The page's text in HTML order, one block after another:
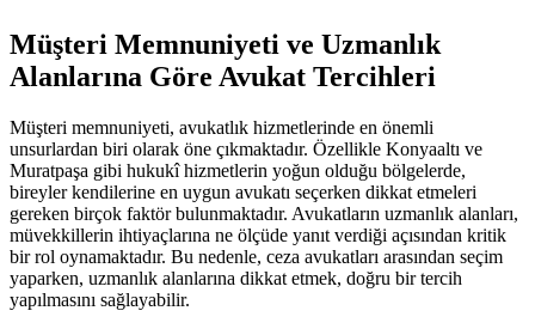
Müşteri Memnuniyeti ve Uzmanlık
Alanlarına Göre Avukat Tercihleri
Müşteri memnuniyeti, avukatlık hizmetlerinde en önemli
unsurlardan biri olarak öne çıkmaktadır. Özellikle Konyaaltı ve
Muratpaşa gibi hukukî hizmetlerin yoğun olduğu bölgelerde,
bireyler kendilerine en uygun avukatı seçerken dikkat etmeleri
gereken birçok faktör bulunmaktadır. Avukatların uzmanlık alanları,
müvekkillerin ihtiyaçlarına ne ölçüde yanıt verdiği açısından kritik
bir rol oynamaktadır. Bu nedenle, ceza avukatları arasından seçim
yaparken, uzmanlık alanlarına dikkat etmek, doğru bir tercih
yapılmasını sağlayabilir.